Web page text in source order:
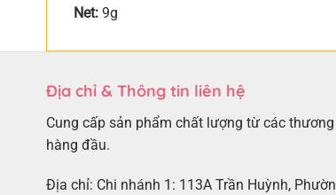
Net: 9g
Địa chỉ & Thông tin liên hệ
Cung cấp sản phẩm chất lượng từ các thương
hàng đầu.
Địa chỉ: Chi nhánh 1: 113A Trần Huỳnh,